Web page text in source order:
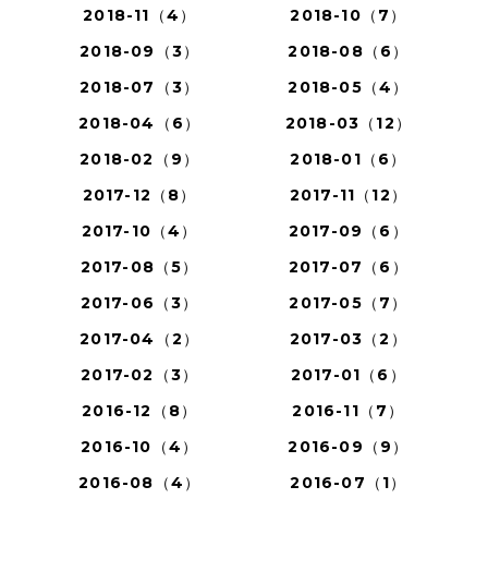
2018-11（4）
2018-10（7）
2018-09（3）
2018-08（6）
2018-07（3）
2018-05（4）
2018-04（6）
2018-03（12）
2018-02（9）
2018-01（6）
2017-12（8）
2017-11（12）
2017-10（4）
2017-09（6）
2017-08（5）
2017-07（6）
2017-06（3）
2017-05（7）
2017-04（2）
2017-03（2）
2017-02（3）
2017-01（6）
2016-12（8）
2016-11（7）
2016-10（4）
2016-09（9）
2016-08（4）
2016-07（1）